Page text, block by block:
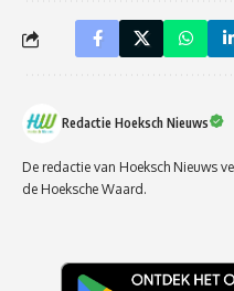
Redactie Hoeksch Nieuws
De redactie van Hoeksch Nieuws
de Hoeksche Waard.